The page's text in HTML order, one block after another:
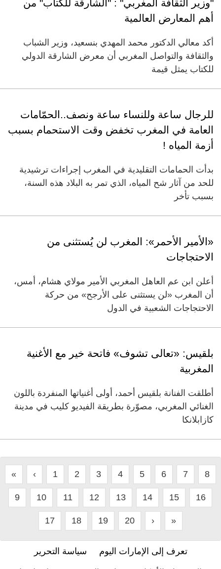
"وزير الثقافة المغربي" : "الشارقة للكتاب" من
أهم المعارض العالمية
أكد معالي الدكتور محمد المهدي بنسعيد، وزير الشباب
والثقافة والتواصل المغربي أن معرض الشارقة الدولي
للكتاب يمثل قيمة
للرجال ساعة وللنساء ساعة ونصف..الحمّامات
العامة في المغرب تخفض وقت الاستحمام بسبب
أزمة المياه !
بدأت الحمامات التقليدية في المغرب إجراءات ترشيدية
للحد من آثار شح المياه، الذي تمر به البلاد هذه السنة،
بسبب تأخر
«الأمير الأحمر»: المغرب لن يُستثنى من
الاحتجاجات
أعلن ابن عم العاهل المغربي الأمير مولاي هشام، أمس،
أن المغرب «لن يستثنى على الأرجح» من حركة
الاحتجاجات الشعبية في الدول
بلقيس: «تعالى تشوف» فاتحة خير مع الأغنية
المغربية
أطلقت الفنانة بلقيس أحمد، أولى أغنياتها المنفردة باللون
الغنائي المغربي، مصوّرة بطريقة الفيديو كليب في مدينة
كازابلانكا
« ‹ 1 2 3 4 5 6 7 8
9 10 11 12 13 14 15 16
17 18 19 20 › »
تعرف إلى الإمارات اليوم سياسة التحرير